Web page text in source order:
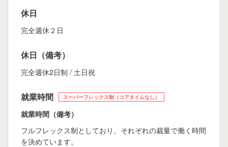
休日
完全週休２日
休日（備考）
完全週休2日制 / 土日祝
就業時間 スーパーフレックス制（コアタイムなし）
就業時間（備考）
フルフレックス制としており、それぞれの裁量で働く時間
を決めています。